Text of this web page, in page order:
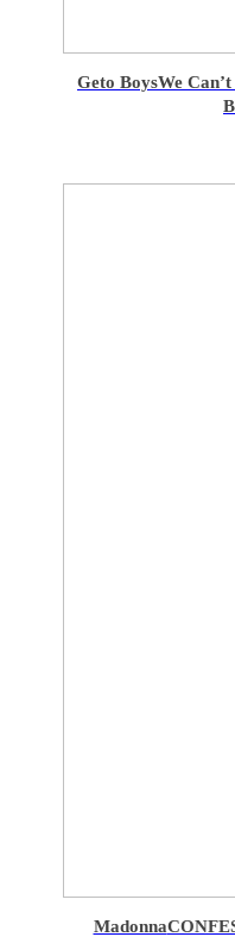
Geto BoysWe
Madonna